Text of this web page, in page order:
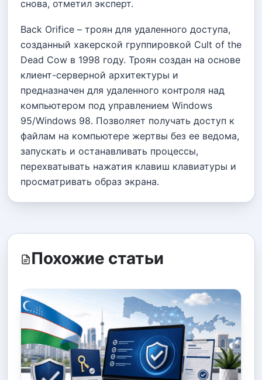
снова, отметил эксперт.
Back Orifice – троян для удаленного доступа,
созданный хакерской группировкой Cult of the
Dead Cow в 1998 году. Троян создан на основе
клиент-серверной архитектуры и
предназначен для удаленного контроля над
компьютером под управлением Windows
95/Windows 98. Позволяет получать доступ к
файлам на компьютере жертвы без ее ведома,
запускать и останавливать процессы,
перехватывать нажатия клавиш клавиатуры и
просматривать образ экрана.
Похожие статьи